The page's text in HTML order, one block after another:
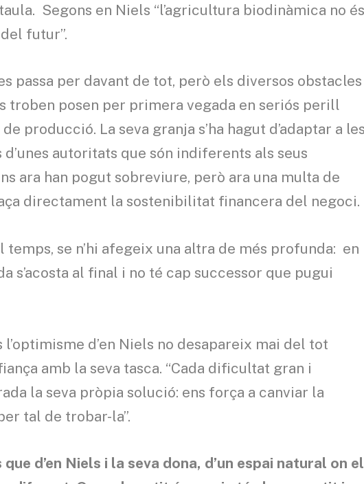
Segons en Niels “l’agricultura biodinàmica no
futur”.
passa per davant de tot, però els diversos obstacles
troben posen per primera vegada en seriós perill
producció. La seva granja s’ha hagut d’adaptar a
autoritats que són indiferents als seus
ara han pogut sobreviure, però ara una multa de
directament la sostenibilitat financera del negoci.
se n’hi afegeix una altra de més profunda: en
s’acosta al final i no té cap successor que pugui
d’en Niels no desapareix mai del tot
amb la seva tasca. “Cada dificultat gran i
la seva pròpia solució: ens força a canviar la
tal de trobar-la”.
d’en Niels i la seva dona, d’un espai natural on el